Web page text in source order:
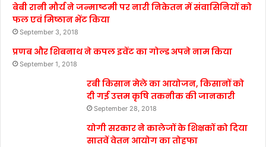
बेबी रानी मौर्य ने जन्माष्टमी पर नारी निकेतन में संवासिनियों को
फल एवं मिष्ठान भेंट किया
September 3, 2018
प्रणब और शिबनाथ ने कपल इवेंट का गोल्ड अपने नाम किया
September 1, 2018
रबी किसान मेले का आयोजन, किसानों को
दी गई उत्तम कृषि तकनीक की जानकारी
September 28, 2018
योगी सरकार ने कालेजों के शिक्षकों को दिया
सातवें वेतन आयोग का तोहफा